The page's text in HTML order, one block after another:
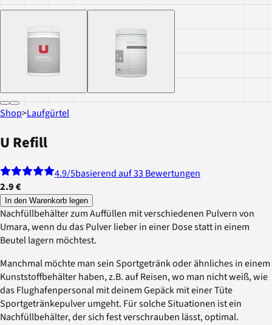
Shop>Laufgürtel
U Refill
4.9/5basierend auf 33 Bewertungen
2.9 €
In den Warenkorb legen
Nachfüllbehälter zum Auffüllen mit verschiedenen Pulvern von
Umara, wenn du das Pulver lieber in einer Dose statt in einem
Beutel lagern möchtest.
Manchmal möchte man sein Sportgetränk oder ähnliches in einem
Kunststoffbehälter haben, z.B. auf Reisen, wo man nicht weiß, wie
das Flughafenpersonal mit deinem Gepäck mit einer Tüte
Sportgetränkepulver umgeht. Für solche Situationen ist ein
Nachfüllbehälter, der sich fest verschrauben lässt, optimal.